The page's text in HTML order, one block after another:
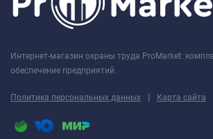
Интернет-магазин охраны труда ProMarket:
обеспечение предприятий.
Политика персональных данных | Карта сайта